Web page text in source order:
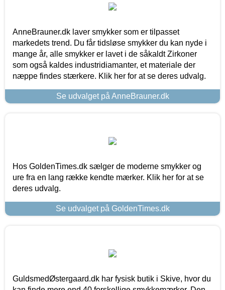
AnneBrauner.dk laver smykker som er tilpasset
markedets trend. Du får tidsløse smykker du kan nyde i
mange år, alle smykker er lavet i de såkaldt Zirkoner
som også kaldes industridiamanter, et materiale der
næppe findes stærkere. Klik her for at se deres udvalg.
Se udvalget på AnneBrauner.dk
Hos GoldenTimes.dk sælger de moderne smykker og
ure fra en lang række kendte mærker. Klik her for at se
deres udvalg.
Se udvalget på GoldenTimes.dk
GuldsmedØstergaard.dk har fysisk butik i Skive, hvor du